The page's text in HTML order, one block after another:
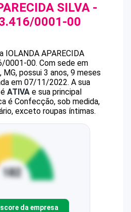
SILVA -
0001-00
IOLANDA APARECIDA
0001-00. Com sede em
MG, possui 3 anos, 9 meses
em 07/11/2022. A sua
ATIVA e sua principal
é Confecção, sob medida,
exceto roupas íntimas.
da empresa